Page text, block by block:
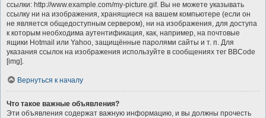
ссылки: http://www.example.com/my-picture.gif. Вы не можете указывать
ссылку ни на изображения, хранящиеся на вашем компьютере (если он
не является общедоступным сервером), ни на изображения, для доступа
к которым необходима аутентификация, как, например, на почтовые
ящики Hotmail или Yahoo, защищённые паролями сайты и т. п. Для
указания ссылок на изображения используйте в сообщениях тег BBCode
[img].
Вернуться к началу
Что такое важные объявления?
Эти объявления содержат важную информацию, и вы должны прочесть